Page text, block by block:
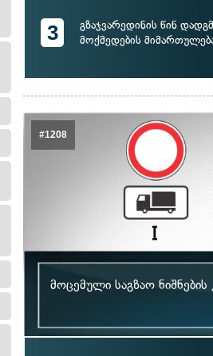
3
გზაჯვარედინის წინ
მოქმედების
#1208
მოცემული საგზაო